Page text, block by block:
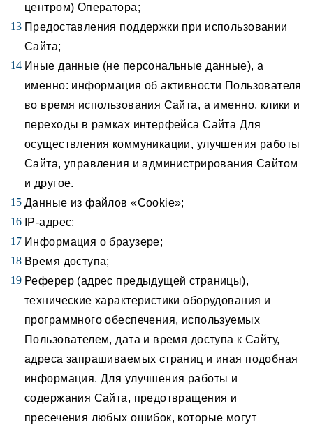
центром) Оператора;
Предоставления поддержки при использовании
Сайта;
Иные данные (не персональные данные), а
именно: информация об активности Пользователя
во время использования Сайта, а именно, клики и
переходы в рамках интерфейса Сайта Для
осуществления коммуникации, улучшения работы
Сайта, управления и администрирования Сайтом
и другое.
Данные из файлов «Cookie»;
IP-адрес;
Информация о браузере;
Время доступа;
Реферер (адрес предыдущей страницы),
технические характеристики оборудования и
программного обеспечения, используемых
Пользователем, дата и время доступа к Сайту,
адреса запрашиваемых страниц и иная подобная
информация. Для улучшения работы и
содержания Сайта, предотвращения и
пресечения любых ошибок, которые могут